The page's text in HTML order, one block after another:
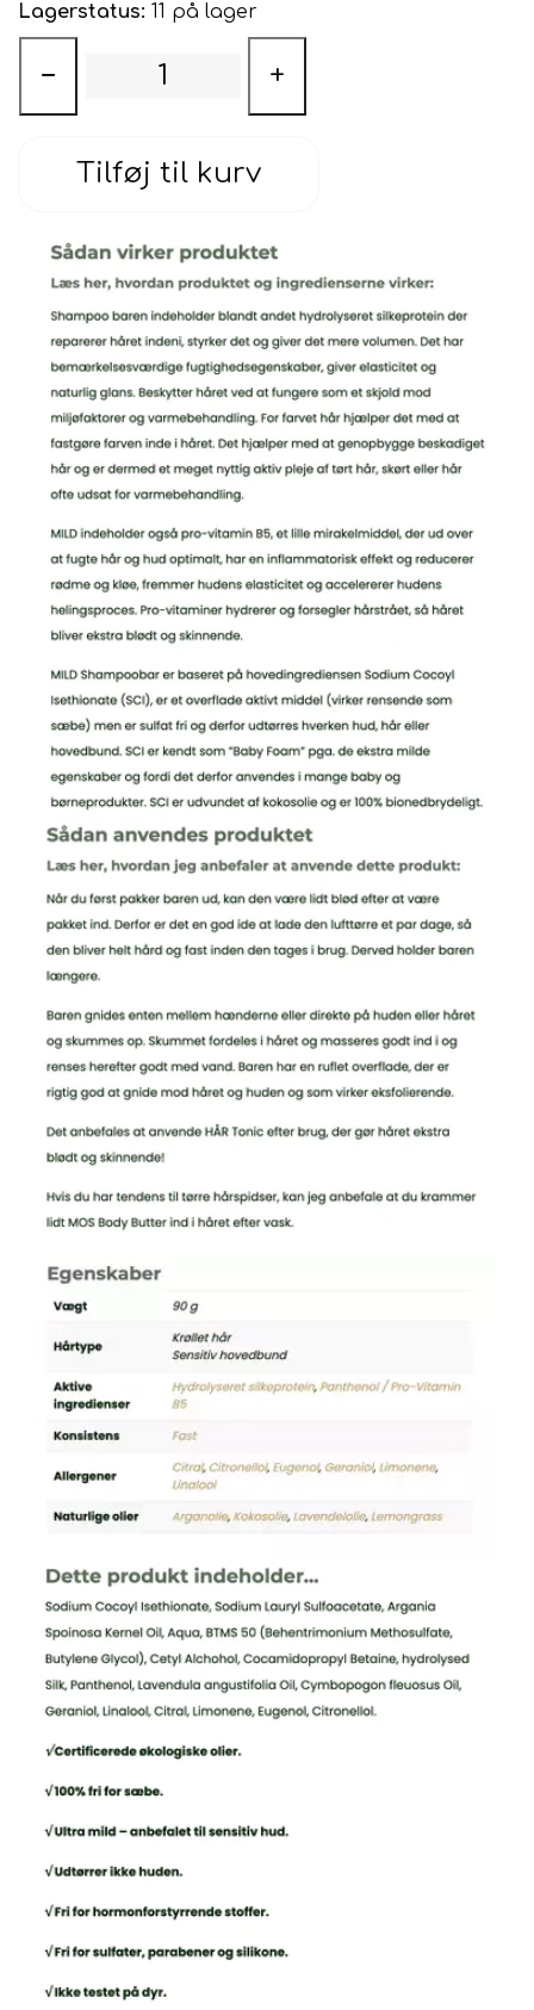
vaskeaktive stoffer fra kokosolie, arganolie, blødgørende
silkeprotein og genopbyggende pro-vitamin B5, og har en
mild og beroligende duft af citrongræs og lavendel. Baren
er håndlavet og har en praktisk snor, der går den nem at
håndtere i badet. Den er også perfekt til rejsen eller
Shampoo baren kan anvendes af alle hår typer - også
sensitiv og kløende hovedbund.
Ca 90 g
Sådan opleves produktet på din hud:
MILD shampoobar har en ruflet overflade, der gør det nemt
at fordele sæben i håret. Skummet er tykt og cremet og
efterlader håret blødt, rent og skinnende.
Hvad du kan forvente af længerevarende
brug:
glans efter få anvendelser. Baren er specielt formuleret til at
rense effektivt, men mildt og nænsomt, samtidig med at
håret bliver fugtet og hovedbunden holdes sund og ren.
Mange af mine kunder fortæller at de slet ikke behøver at
anvende balsam mere, da shampoobaren er så
fugtgivende.
Sådan laver Sæbemester Rikke Rietveld dette produkt:
Hver enkelt MILD Shampoobar laves i hånden og støbes i
runde forme. Baren tørres herefter i ca. 2 uger, så den er
helt hård og fast inden den pakkes ind i fødevaregodkendt
silkepapir, for at holde på kvaliteten. Herefter pakkes baren
flot ind i kraftigt danskproduceret genbrugspapirposer. En
flot og naturlig indpakning, helt uden plastik og med 100%
god karma.
mulighed for at tørre ud mellem brug.
Lagerstatus: 11 på lager
− +
Tilføj til kurv